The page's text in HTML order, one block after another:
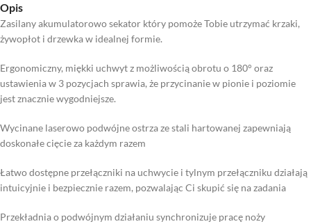
Opis
Zasilany akumulatorowo sekator który pomoże Tobie utrzymać krzaki,
żywopłot i drzewka w idealnej formie.
Ergonomiczny, miękki uchwyt z możliwością obrotu o 180° oraz
ustawienia w 3 pozycjach sprawia, że przycinanie w pionie i poziomie
jest znacznie wygodniejsze.
Wycinane laserowo podwójne ostrza ze stali hartowanej zapewniają
doskonałe cięcie za każdym razem
Łatwo dostępne przełączniki na uchwycie i tylnym przełączniku działają
intuicyjnie i bezpiecznie razem, pozwalając Ci skupić się na zadania
Przekładnia o podwójnym działaniu synchronizuje pracę noży